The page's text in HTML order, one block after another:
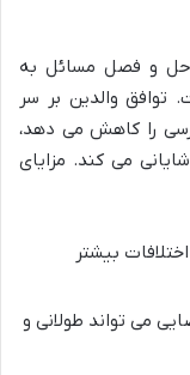
حل و فصل مسائل به
توافق والدین بر سر
را کاهش می دهد،
می کند. مزایای
بیشتر
می تواند طولانی و